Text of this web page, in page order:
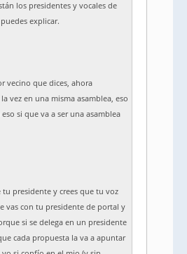
los presidentes y vocales de
explicar.
vecino que dices, ahora
vez en una misma asamblea, eso
si que va a ser una asamblea
presidente y crees que tu voz
vas con tu presidente de portal y
si se delega en un presidente
cada propuesta la va a apuntar